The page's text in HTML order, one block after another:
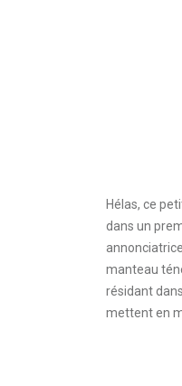
Hélas, ce
dans un
manteau
résidant
mettent en